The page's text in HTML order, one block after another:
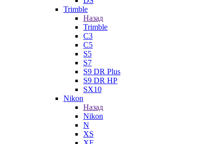
Trimble
Назад
Trimble
C3
C5
S5
S7
S9 DR Plus
S9 DR HP
SX10
Nikon
Назад
Nikon
N
XS